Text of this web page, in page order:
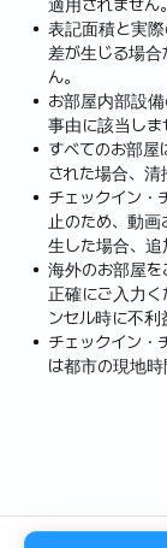
適用されません
表記面積と実
差が生じる場合
ん。
お部屋内部設
事由に該当しま
すべてのお部屋
された場合、清
チェックイン・
止のため、動
生した場合、追
海外のお部屋を
正確にご入力く
ンセル時に不利
チェックイン・
は都市の現地時